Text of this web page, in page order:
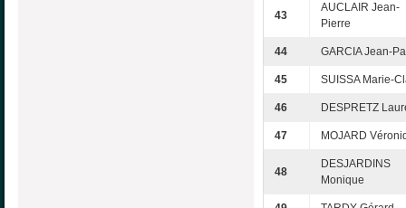
43
AUCLAIR Jean-
Pierre
44 GARCIA Jean-
45 SUISSA Marie-
46 DESPRETZ
47 MOJARD
48
DESJARDINS
Monique